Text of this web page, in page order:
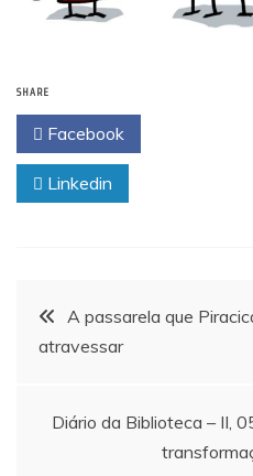
SHARE
Facebook
Linkedin
Navegação
de
Post
A passarela que
atravessar
Diário da Biblioteca – II,